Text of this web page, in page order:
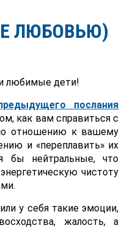
ЛЮБОВЬЮ)
любимые дети!
послания
как вам справиться с
отношению к вашему
и «переплавить» их
бы нейтральные, что
чистоту
у себя такие эмоции,
жалость, а